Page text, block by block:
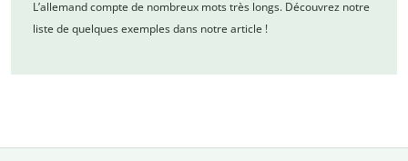
L’allemand compte de nombreux mots très longs. Découvrez notre
liste de quelques exemples dans notre article !